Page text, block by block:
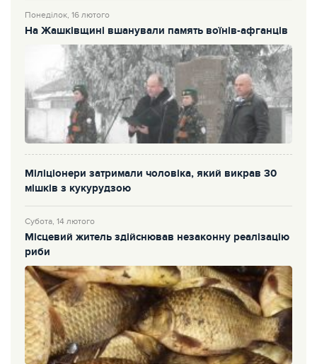
Понеділок, 16 лютого
На Жашківщині вшанували память воїнів-афганців
Міліціонери затримали чоловіка, який викрав 30
мішків з кукурудзою
Субота, 14 лютого
Місцевий житель здійснював незаконну реалізацію
риби